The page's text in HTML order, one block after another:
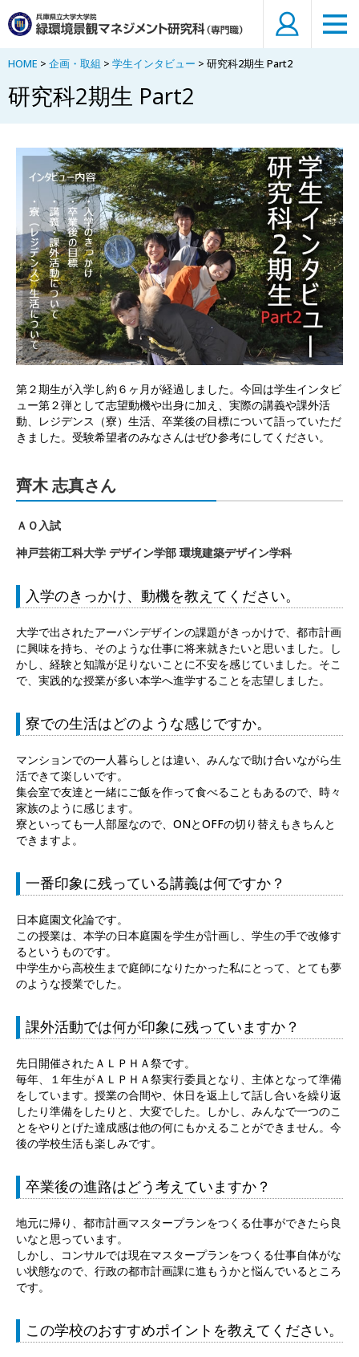
HOME > 企画・取組 > 学生インタビュー > 研究科2期生 Part2
研究科2期生 Part2
第２期生が入学し約６ヶ月が経過しました。今回は学生インタビ
ュー第２弾として志望動機や出身に加え、実際の講義や課外活
動、レジデンス（寮）生活、卒業後の目標について語っていただ
きました。受験希望者のみなさんはぜひ参考にしてください。
齊木 志真さん
ＡＯ入試
神戸芸術工科大学 デザイン学部 環境建築デザイン学科
入学のきっかけ、動機を教えてください。
大学で出されたアーバンデザインの課題がきっかけで、都市計画
に興味を持ち、そのような仕事に将来就きたいと思いました。し
かし、経験と知識が足りないことに不安を感じていました。そこ
で、実践的な授業が多い本学へ進学することを志望しました。
寮での生活はどのような感じですか。
マンションでの一人暮らしとは違い、みんなで助け合いながら生
活できて楽しいです。
集会室で友達と一緒にご飯を作って食べることもあるので、時々
家族のように感じます。
寮といっても一人部屋なので、ONとOFFの切り替えもきちんと
できますよ。
一番印象に残っている講義は何ですか？
日本庭園文化論です。
この授業は、本学の日本庭園を学生が計画し、学生の手で改修す
るというものです。
中学生から高校生まで庭師になりたかった私にとって、とても夢
のような授業でした。
課外活動では何が印象に残っていますか？
先日開催されたＡＬＰＨＡ祭です。
毎年、１年生がＡＬＰＨＡ祭実行委員となり、主体となって準備
をしています。授業の合間や、休日を返上して話し合いを繰り返
したり準備をしたりと、大変でした。しかし、みんなで一つのこ
とをやりとげた達成感は他の何にもかえることができません。今
後の学校生活も楽しみです。
卒業後の進路はどう考えていますか？
地元に帰り、都市計画マスタープランをつくる仕事ができたら良
いなと思っています。
しかし、コンサルでは現在マスタープランをつくる仕事自体がな
い状態なので、行政の都市計画課に進もうかと悩んでいるところ
です。
この学校のおすすめポイントを教えてください。